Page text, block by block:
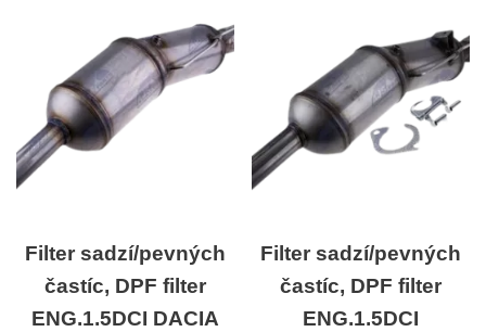
Filter sadzí/pevných
častíc, DPF filter
ENG.1.5DCI DACIA
Filter sadzí/pevných
častíc, DPF filter
ENG.1.5DCI